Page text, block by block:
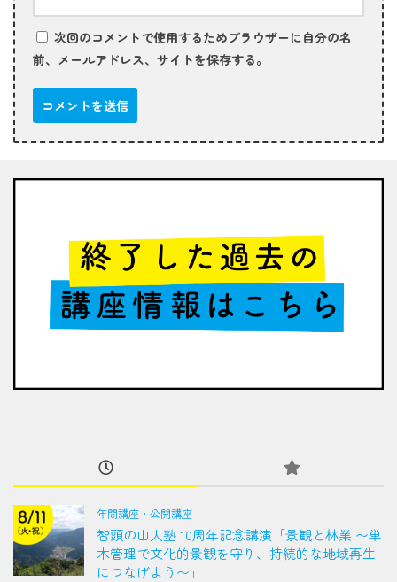
次回のコメントで使用するためブラウザーに自分の名
前、メールアドレス、サイトを保存する。
年間講座・公開講座
智頭の山人塾 10周年記念講演「景観と林業 〜単
木管理で文化的景観を守り、持続的な地域再生
につなげよう〜」